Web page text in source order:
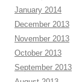
January 2014
December 2013
November 2013
October 2013
September 2013